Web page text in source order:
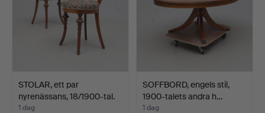
STOLAR, ett par
nyrenässans, 18/1900-tal.
1 dag
SOFFBORD, engels stil,
1900-talets andra h…
1 dag